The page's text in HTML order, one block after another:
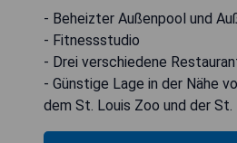
- Beheizter Außenpool und
- Fitnessstudio
- Drei verschiedene
- Günstige Lage in der Nähe
dem St. Louis Zoo und der